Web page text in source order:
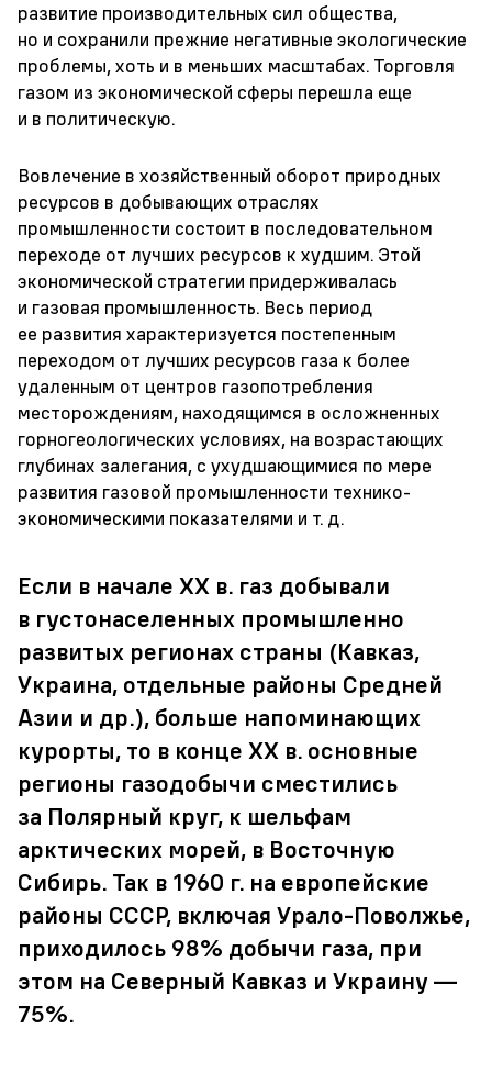
развитие производительных сил общества,
но и сохранили прежние негативные экологические
проблемы, хоть и в меньших масштабах. Торговля
газом из экономической сферы перешла еще
и в политическую.
Вовлечение в хозяйственный оборот природных
ресурсов в добывающих отраслях
промышленности состоит в последовательном
переходе от лучших ресурсов к худшим. Этой
экономической стратегии придерживалась
и газовая промышленность. Весь период
ее развития характеризуется постепенным
переходом от лучших ресурсов газа к более
удаленным от центров газопотребления
месторождениям, находящимся в осложненных
горногеологических условиях, на возрастающих
глубинах залегания, с ухудшающимися по мере
развития газовой промышленности технико-
экономическими показателями и т. д.
Если в начале ХХ в. газ добывали
в густонаселенных промышленно
развитых регионах страны (Кавказ,
Украина, отдельные районы Средней
Азии и др.), больше напоминающих
курорты, то в конце ХХ в. основные
регионы газодобычи сместились
за Полярный круг, к шельфам
арктических морей, в Восточную
Сибирь. Так в 1960 г. на европейские
районы СССР, включая Урало-Поволжье,
приходилось 98% добычи газа, при
этом на Северный Кавказ и Украину —
75%.